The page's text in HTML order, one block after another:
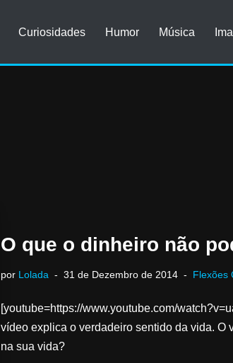
Curiosidades Humor Música
O que o dinheiro não
por Lolada 31 de Dezembro de 2014 Flexões
[youtube=https://www.youtube.com/
vídeo explica o verdadeiro sentido da vida. O
na sua vida?